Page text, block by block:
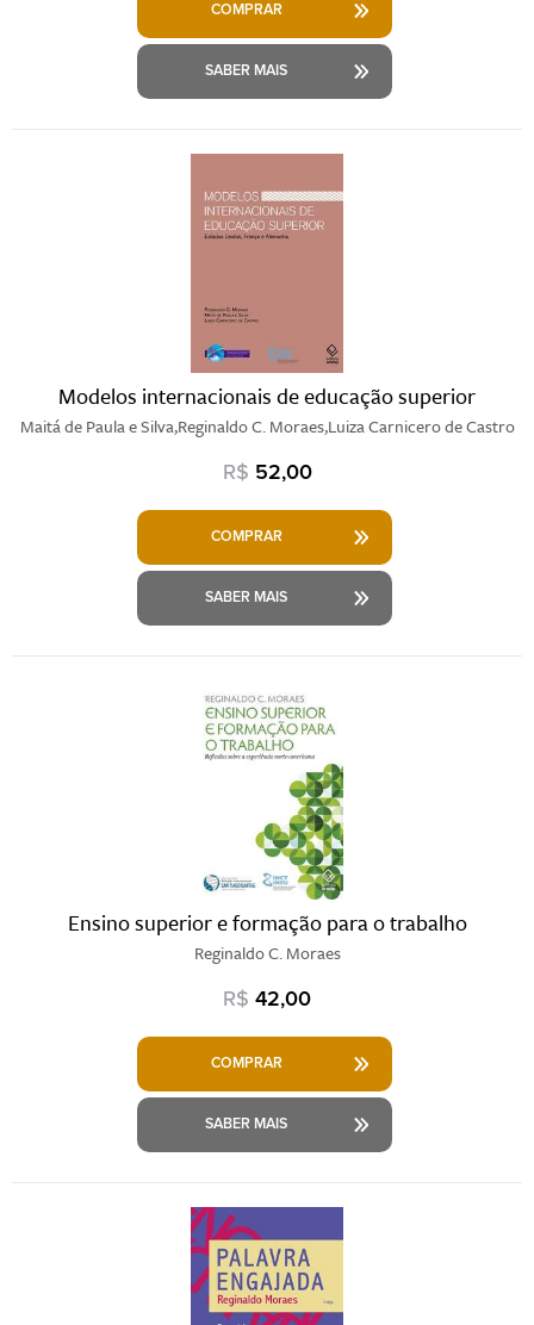
COMPRAR
SABER MAIS
Modelos internacionais de educação superior
Maitá de Paula e Silva,Reginaldo C. Moraes,Luiza Carnicero de Castro
R$ 52,00
COMPRAR
SABER MAIS
Ensino superior e formação para o trabalho
Reginaldo C. Moraes
R$ 42,00
COMPRAR
SABER MAIS